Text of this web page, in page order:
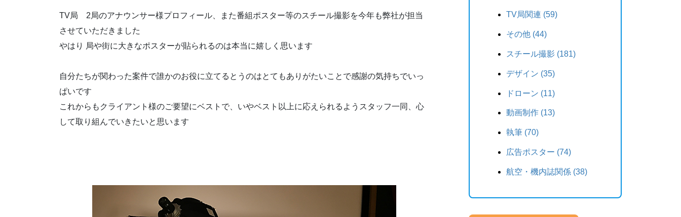
TV局 2局のアナウンサー様プロフィール、また番組ポスター等のスチール撮影を今年も弊社が担当
させていただきました
やはり 局や街に大きなポスターが貼られるのは本当に嬉しく思います
自分たちが関わった案件で誰かのお役に立てるとうのはとてもありがたいことで感謝の気持ちでいっ
ぱいです
これからもクライアント様のご要望にベストで、いやベスト以上に応えられるようスタッフ一同、心
して取り組んでいきたいと思います
TV局関連 (59)
その他 (44)
スチール撮影 (181)
デザイン (35)
ドローン (11)
動画制作 (13)
執筆 (70)
広告ポスター (74)
航空・機内誌関係 (38)